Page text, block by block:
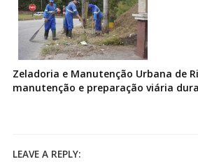
Zeladoria e Manutenção Urbana de
manutenção e preparação viária
LEAVE A REPLY: